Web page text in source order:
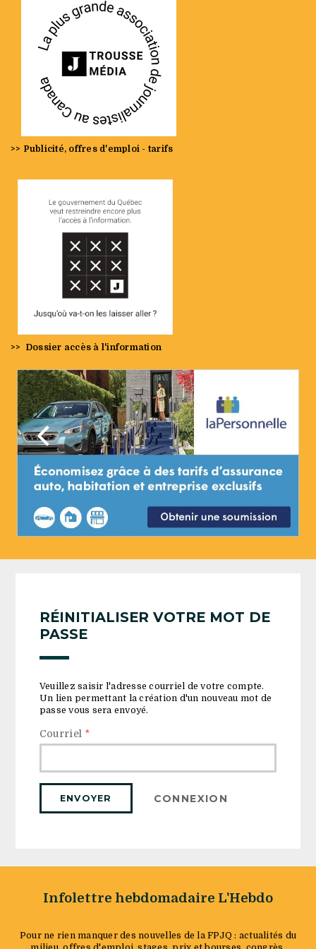
>> Publicité, offres d'emploi - tarifs
>> Dossier accès à l'information
Précédent
RÉINITIALISER VOTRE MOT DE
PASSE
Veuillez saisir l'adresse courriel de votre compte.
Un lien permettant la création d'un nouveau mot de
passe vous sera envoyé.
Courriel *
CONNEXION
Infolettre hebdomadaire L'Hebdo
Pour ne rien manquer des nouvelles de la FPJQ : actualités du